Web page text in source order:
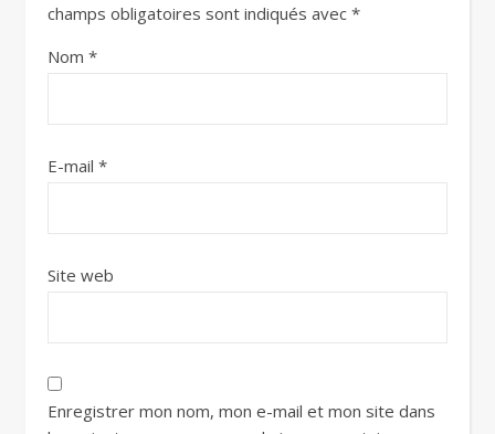
champs obligatoires sont indiqués avec *
Nom *
E-mail *
Site web
Enregistrer mon nom, mon e-mail et mon site dans